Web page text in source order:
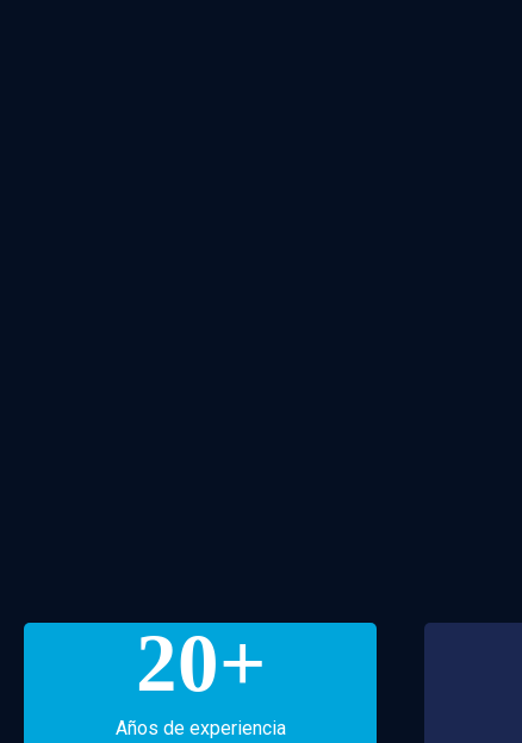
20+
Años de experiencia